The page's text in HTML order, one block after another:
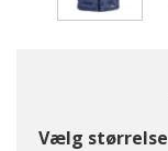
Vælg størrelse